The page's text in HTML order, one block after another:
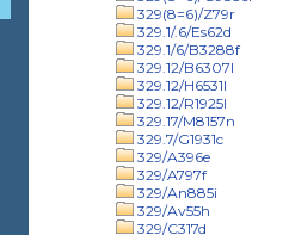
329(8=6)/Z79r
329.1/.6/Es62d
329.1/6/B3288f
329.12/B6307l
329.12/H6531l
329.12/R1925l
329.17/M8157n
329.7/G1931c
329/A396e
329/A797f
329/An885i
329/Av55h
329/C317d